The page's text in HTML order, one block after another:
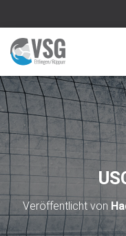
Veröffentlicht von